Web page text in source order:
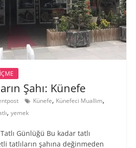
Şahı: Künefe
Künefe, Künefeci Muallim,
, yemek
Günlüğü Bu kadar tatlı
tatlıların şahına değinmeden